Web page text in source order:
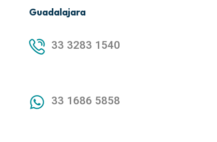
Guadalajara
33 3283 1540
33 1686 5858